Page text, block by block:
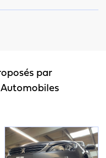
par
Automobiles